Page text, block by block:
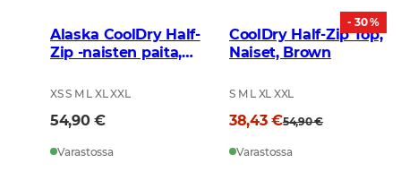
Alaska CoolDry Half-
Zip -naisten paita,
XS S M L XL XXL
54,90 €
Varastossa
- 30 %
CoolDry Half-Zip Top,
Naiset, Brown
S M L XL XXL
38,43 €54,90 €
Varastossa